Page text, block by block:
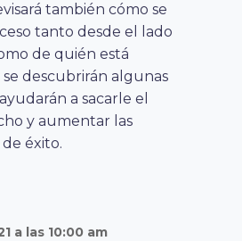
también cómo se
tanto desde el lado
de quién está
descubrirán algunas
a sacarle el
y aumentar las
éxito.
a las 10:00 am